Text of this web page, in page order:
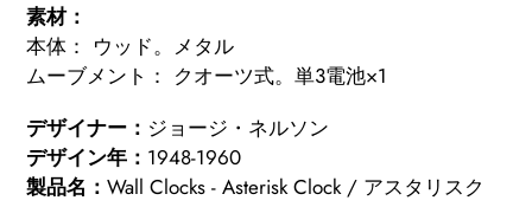
加
す
る
素材：
本体： ウッド。メタル
ムーブメント： クオーツ式。単3電池×1
デザイナー： ジョージ・ネルソン
デザイン年： 1948-1960
製品名： Wall Clocks - Asterisk Clock / アスタリスク